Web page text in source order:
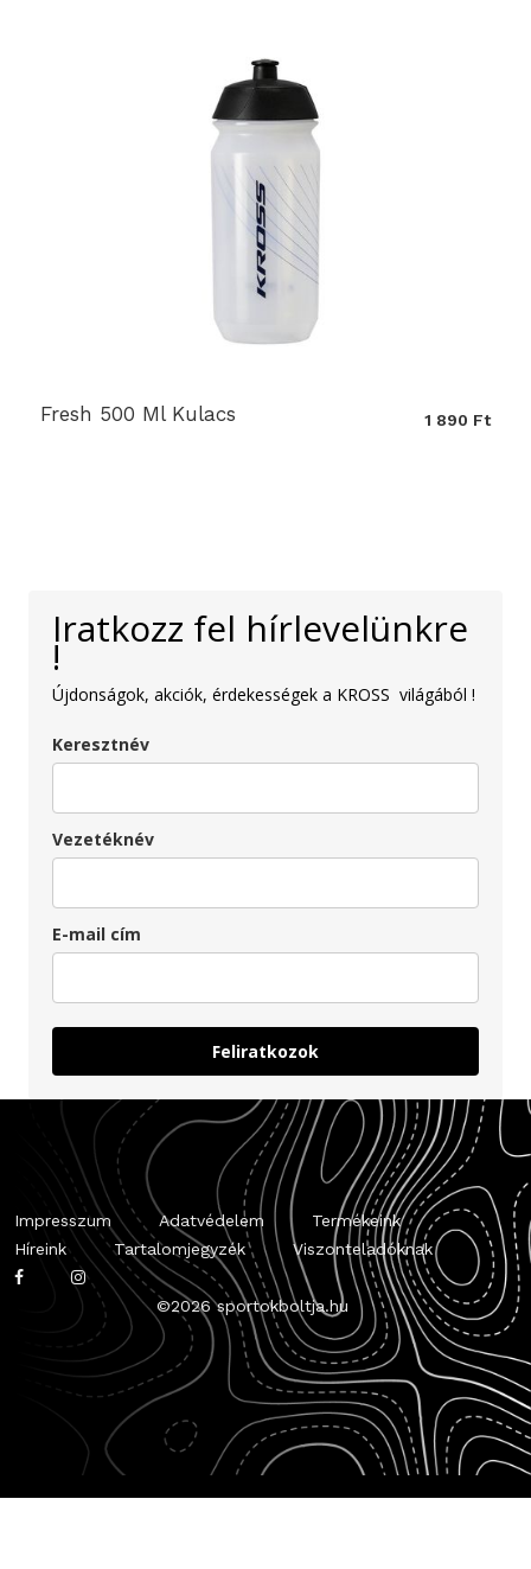
Fresh 500 Ml Kulacs 1 890 Ft
Iratkozz fel hírlevelünkre
!
Újdonságok, akciók, érdekességek a KROSS világából !
Keresztnév
Vezetéknév
E-mail cím
Feliratkozok
Impresszum Adatvédelem
Termékeink
Híreink
Tartalomjegyzék Viszonteladóknak
©2026 sportokboltja.hu